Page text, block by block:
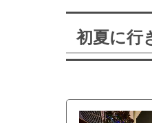
初夏に行